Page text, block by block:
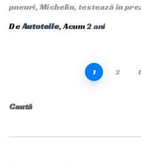
pneuri, Michelin, testează în
DeAutoteile, Acum2 ani
articole
1 2
Caută